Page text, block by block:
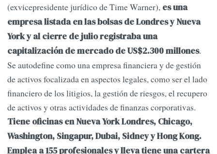
(exvicepresidente jurídico de Time Warner), es una
empresa listada en las bolsas de Londres y Nueva
York y al cierre de julio registraba una
capitalización de mercado de US$2.300 millones.
Se autodefine como una empresa financiera y de gestión
de activos focalizada en aspectos legales, como ser el lado
financiero de los litigios, la gestión de riesgos, el recupero
de activos y otras actividades de finanzas corporativas.
Tiene oficinas en Nueva York Londres, Chicago,
Washington, Singapur, Dubai, Sidney y Hong Kong.
Emplea a 155 profesionales y lleva tiene una cartera